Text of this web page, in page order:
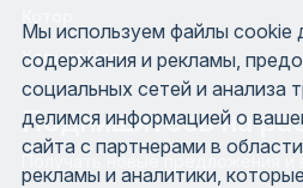
Херцег Нови
Подпишитесь на
Получать новые предложения и
Мы используем файлы cookie
содержания и рекламы,
социальных сетей и анализа
делимся информацией о
сайта с партнерами в
рекламы и аналитики,